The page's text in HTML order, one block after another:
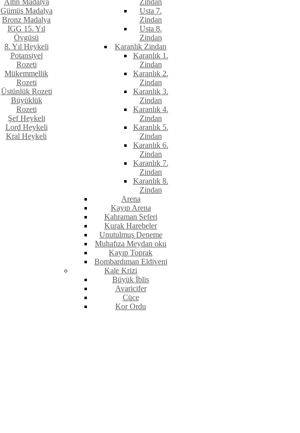
Altın Madalya
Gümüş Madalya
Bronz Madalya
IGG 15. Yıl
Övgüsü
8. Yıl Heykeli
Potansiyel
Rozeti
Mükemmellik
Rozeti
Üstünlük Rozeti
Büyüklük
Rozeti
Şef Heykeli
Lord Heykeli
Kral Heykeli
Zindan
Usta 7.
Zindan
Usta 8.
Zindan
Karanlık Zindan
Karanlık 1.
Zindan
Karanlık 2.
Zindan
Karanlık 3.
Zindan
Karanlık 4.
Zindan
Karanlık 5.
Zindan
Karanlık 6.
Zindan
Karanlık 7.
Zindan
Karanlık 8.
Zindan
Arena
Kayıp Arena
Kahraman Seferi
Kurak Harebeler
Unutulmuş Deneme
Muhafıza Meydan oku
Kayıp Toprak
Bombardıman Eldiveni
Kale Krizi
Büyük İblis
Avaricifer
Cüce
Kor Ordu